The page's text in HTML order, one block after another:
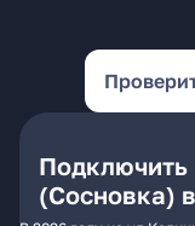
Подключить
(Сосновка)